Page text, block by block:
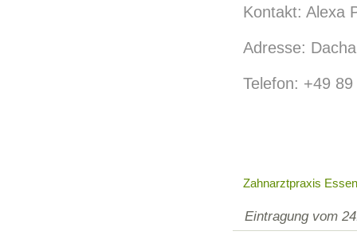
Kontakt: Alexa
Adresse:
Telefon: +49
Zahnarztpraxis
Eintragung vom